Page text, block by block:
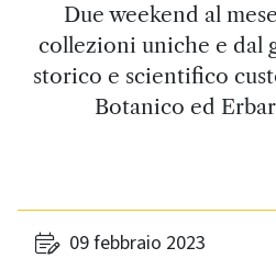
Due weekend al
collezioni uniche e dal
storico e scientifico
Botanico ed
09 febbraio 2023